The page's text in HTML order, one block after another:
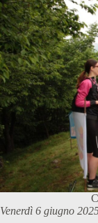
Venerdì 6 giugno